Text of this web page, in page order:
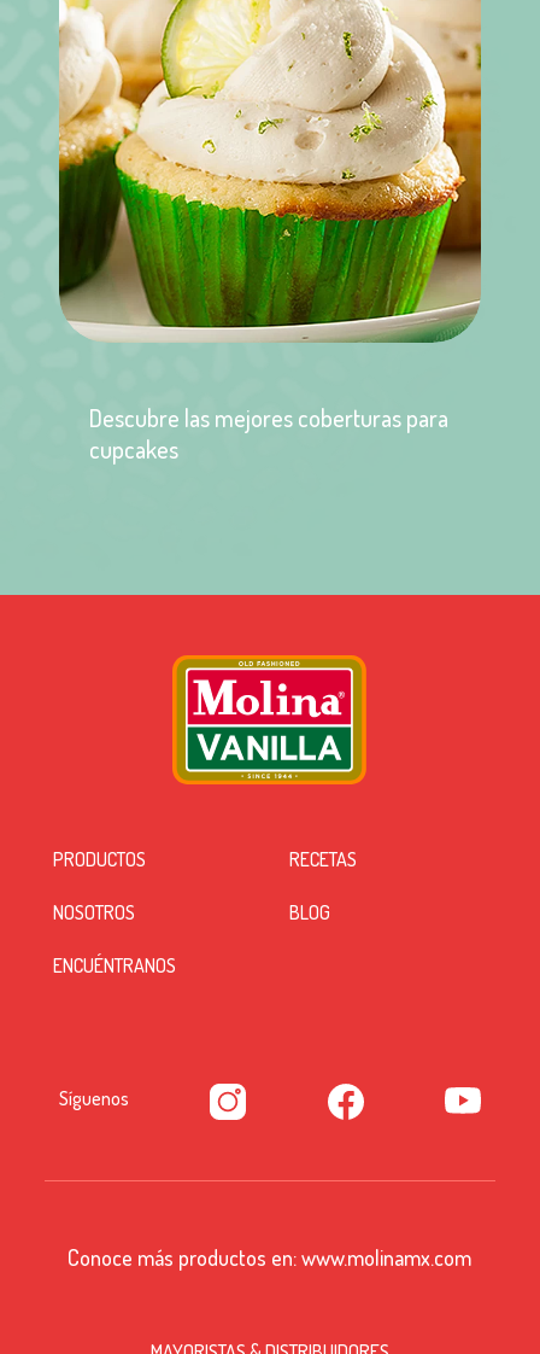
Descubre las mejores coberturas para
cupcakes
PRODUCTOS RECETAS
NOSOTROS BLOG
ENCUÉNTRANOS
Síguenos
Conoce más productos en:www.molinamx.com